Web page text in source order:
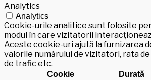
Analytics
Analytics
Cookie-urile analitice sunt folosite
modul în care vizitatorii
Aceste cookie-uri ajută la furnizarea
valorile numărului de vizitatori, rata
de trafic etc.
Cookie Durată